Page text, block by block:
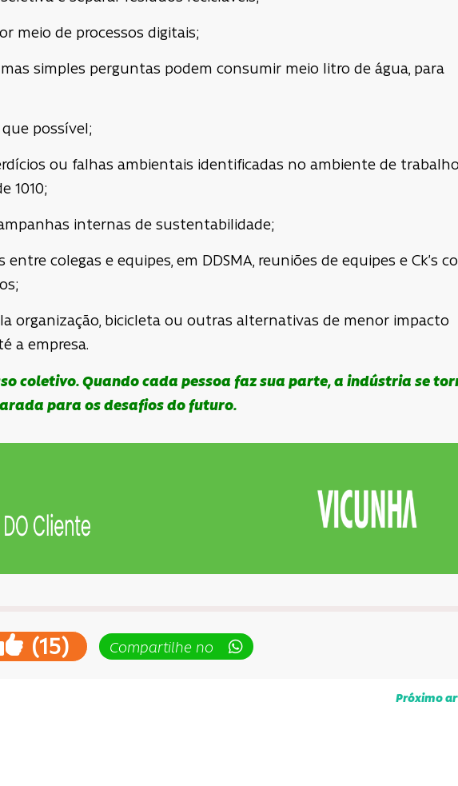
meio de processos digitais;
simples perguntas podem consumir meio litro de água, para
possível;
ou falhas ambientais identificadas no ambiente de trabalho
1010;
internas de sustentabilidade;
colegas e equipes, em DDSMA, reuniões de equipes e Ck’s
organização, bicicleta ou outras alternativas de menor impacto
a empresa.
coletivo. Quando cada pessoa faz sua parte, a indústria se
para os desafios do futuro.
(15) Compartilhe no
Próximo